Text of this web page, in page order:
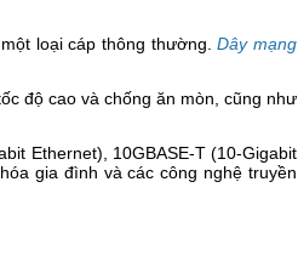
loại cáp thông thường.Dây mạng
độ cao và chống ăn mòn, cũng như
Ethernet), 10GBASE-T (10-Gigabit
gia đình và các công nghệ truyền